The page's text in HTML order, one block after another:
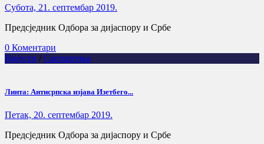
Субота, 21. септембар 2019.
Предсједник Одбора за дијаспору и Србе
0 Коментари
Вијести / Саопштења
Линта: Антисрпска изјава Изетбего...
Петак, 20. септембар 2019.
Предсједник Одбора за дијаспору и Србе